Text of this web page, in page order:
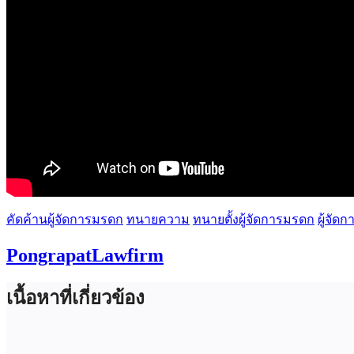
คัดค้านผู้จัดการมรดก ทนายความ ทนายตั้งผู้จัดการมรดก ผู้จัดก
PongrapatLawfirm
เนื้อหาที่เกี่ยวข้อง